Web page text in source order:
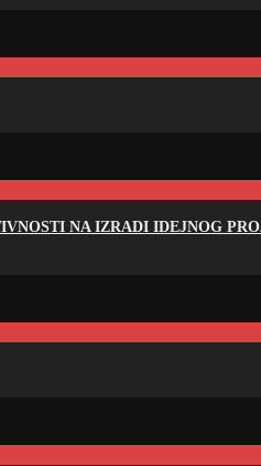
NA IZRADI IDEJNOG